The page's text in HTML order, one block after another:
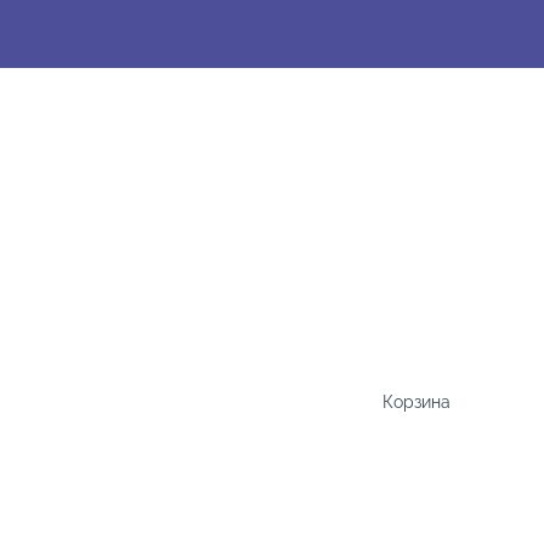
Корзина